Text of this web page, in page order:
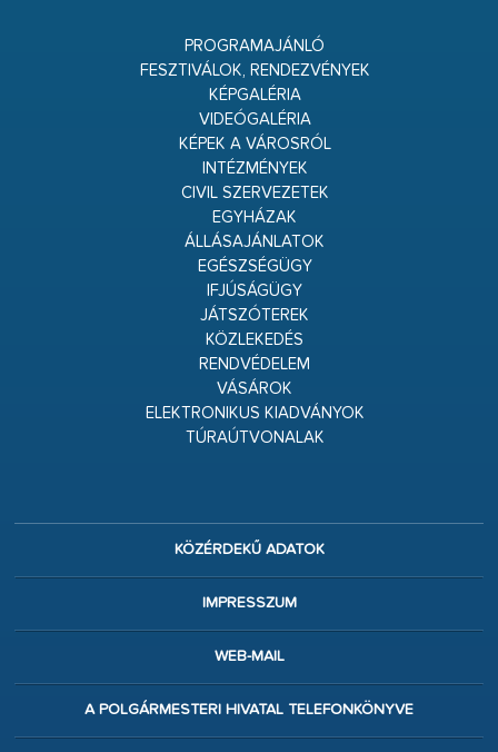
PROGRAMAJÁNLÓ
FESZTIVÁLOK, RENDEZVÉNYEK
KÉPGALÉRIA
VIDEÓGALÉRIA
KÉPEK A VÁROSRÓL
INTÉZMÉNYEK
CIVIL SZERVEZETEK
EGYHÁZAK
ÁLLÁSAJÁNLATOK
EGÉSZSÉGÜGY
IFJÚSÁGÜGY
JÁTSZÓTEREK
KÖZLEKEDÉS
RENDVÉDELEM
VÁSÁROK
ELEKTRONIKUS KIADVÁNYOK
TÚRAÚTVONALAK
KÖZÉRDEKŰ ADATOK
IMPRESSZUM
WEB-MAIL
A POLGÁRMESTERI HIVATAL TELEFONKÖNYVE